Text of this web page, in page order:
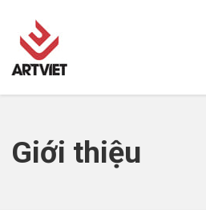
Giới thiệu